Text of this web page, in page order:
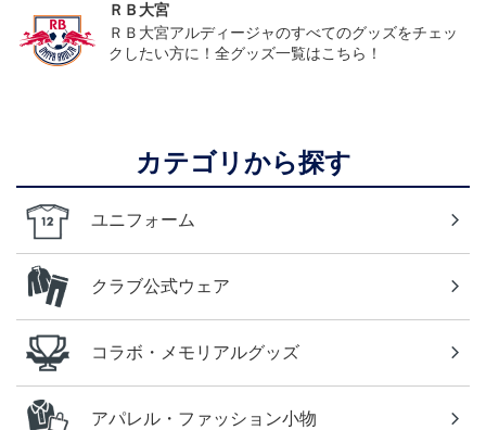
ＲＢ大宮
ＲＢ大宮アルディージャのすべてのグッズをチェッ
クしたい方に！全グッズ一覧はこちら！
カテゴリから探す
ユニフォーム
クラブ公式ウェア
コラボ・メモリアルグッズ
アパレル・ファッション小物